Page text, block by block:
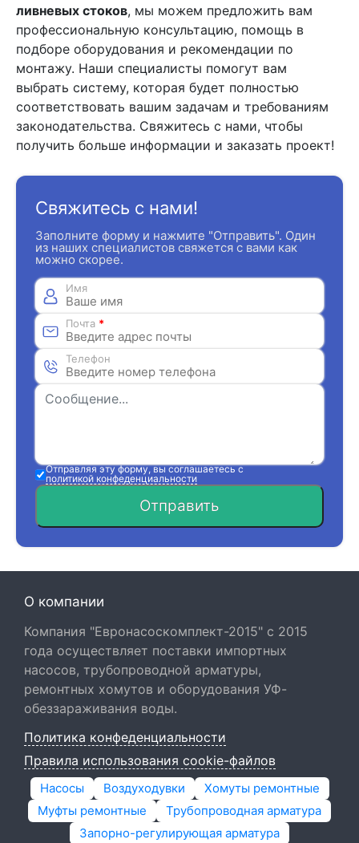
ливневых стоков, мы можем предложить вам
профессиональную консультацию, помощь в
подборе оборудования и рекомендации по
монтажу. Наши специалисты помогут вам
выбрать систему, которая будет полностью
соответствовать вашим задачам и требованиям
законодательства. Свяжитесь с нами, чтобы
получить больше информации и заказать проект!
Свяжитесь с нами!
Заполните форму и нажмите "Отправить". Один
из наших специалистов свяжется с вами как
можно скорее.
Имя
Почта *
Телефон
Отправляя эту форму, вы соглашаетесь с
политикой конфеденциальности
Отправить
О компании
Компания "Евронасоскомплект-2015" с 2015
года осуществляет поставки импортных
насосов, трубопроводной арматуры,
ремонтных хомутов и оборудования УФ-
обеззараживания воды.
Политика конфеденциальности
Правила использования cookie-файлов
Насосы Воздуходувки
Хомуты ремонтные
Муфты ремонтные
Трубопроводная арматура
Запорно-регулирующая арматура